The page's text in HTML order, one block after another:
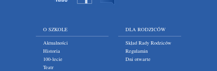
O SZKOLE
Aktualności
Historia
100-lecie
Teatr
DLA RODZICÓW
Skład Rady Rodziców
Regulamin
Dni otwarte